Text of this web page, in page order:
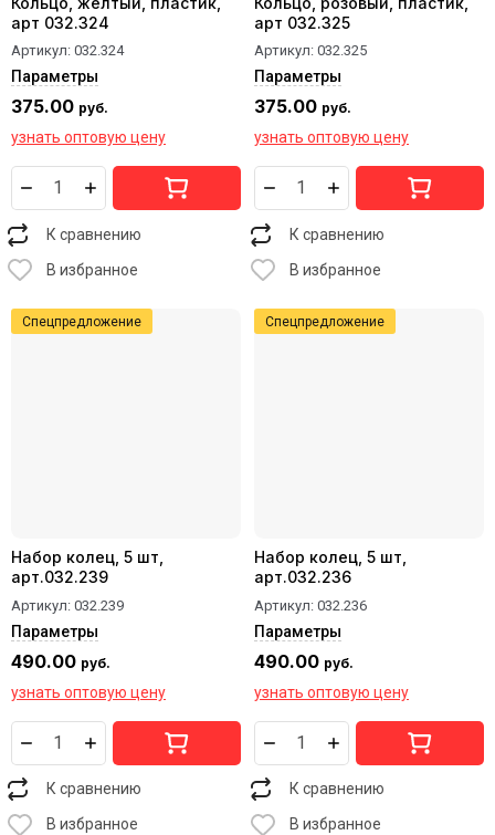
арт 032.324
Артикул: 032.324
Параметры
375.00 руб.
узнать оптовую цену
К сравнению
В избранное
арт 032.325
Артикул: 032.325
Параметры
375.00 руб.
узнать оптовую цену
К сравнению
В избранное
Спецпредложение
Набор колец, 5 шт,
арт.032.239
Артикул: 032.239
Параметры
490.00 руб.
узнать оптовую цену
К сравнению
В избранное
Спецпредложение
Набор колец, 5 шт,
арт.032.236
Артикул: 032.236
Параметры
490.00 руб.
узнать оптовую цену
К сравнению
В избранное